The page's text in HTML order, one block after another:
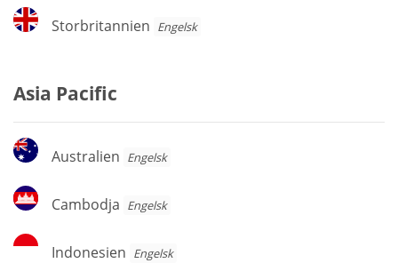
emirater
Storbritannien
Storbritannien Engelsk
Asia Pacific
Australien
Australien Engelsk
Cambodja
Cambodja Engelsk
Indonesien
Indonesien Engelsk